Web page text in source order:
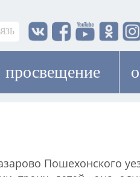
просвещение
Пошехонского